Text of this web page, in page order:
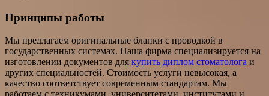
Принципы работы
Мы предлагаем оригинальные бланки с проводкой в
государственных системах. Наша фирма специализируется на
изготовлении документов для купить диплом стоматолога и
других специальностей. Стоимость услуги невысокая, а
качество соответствует современным стандартам. Мы